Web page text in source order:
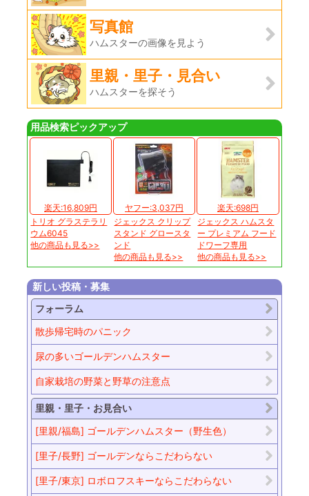
写真館
ハムスターの画像を見よう
里親・里子・見合い
ハムスターを探そう
用品検索ピックアップ
楽天:16,809円
トリオ グラステラリ
ウム6045
他の商品も見る>>
ヤフー:3,037円
ジェックス クリップ
スタンド グロースタ
ンド
他の商品も見る>>
楽天:698円
ジェックス ハムスタ
ー プレミアム フード
ドワーフ専用
他の商品も見る>>
新しい投稿・募集
フォーラム
散歩帰宅時のパニック
尿の多いゴールデンハムスター
自家栽培の野菜と野草の注意点
里親・里子・お見合い
[里親/福島] ゴールデンハムスター（野生色）
[里子/長野] ゴールデンならこだわらない
[里子/東京] ロボロフスキーならこだわらない